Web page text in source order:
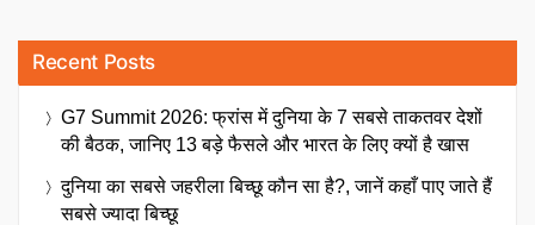
Recent Posts
G7 Summit 2026: फ्रांस में दुनिया के 7 सबसे ताकतवर देशों
की बैठक, जानिए 13 बड़े फैसले और भारत के लिए क्यों है खास
दुनिया का सबसे जहरीला बिच्छू कौन सा है?, जानें कहाँ पाए जाते हैं
सबसे ज्यादा बिच्छू